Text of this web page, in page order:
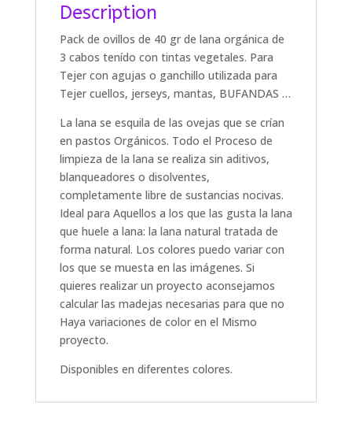
Description
Pack de ovillos de 40 gr de lana orgánica de
3 cabos tenído con tintas vegetales. Para
Tejer con agujas o ganchillo utilizada para
Tejer cuellos, jerseys, mantas, BUFANDAS …
La lana se esquila de las ovejas que se crían
en pastos Orgánicos. Todo el Proceso de
limpieza de la lana se realiza sin aditivos,
blanqueadores o disolventes,
completamente libre de sustancias nocivas.
Ideal para Aquellos a los que las gusta la lana
que huele a lana: la lana natural tratada de
forma natural. Los colores puedo variar con
los que se muesta en las imágenes. Si
quieres realizar un proyecto aconsejamos
calcular las madejas necesarias para que no
Haya variaciones de color en el Mismo
proyecto.
Disponibles en diferentes colores.